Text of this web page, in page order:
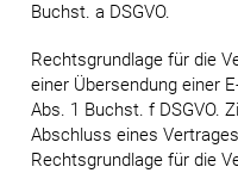
Buchst. a DSGVO.
Rechtsgrundlage für die
einer Übersendung einer
Abs. 1 Buchst. f DSGVO.
Abschluss eines
Rechtsgrundlage für die